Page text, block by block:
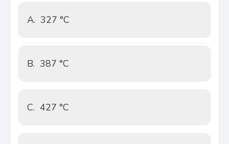
A. 327 °C
B. 387 °C
C. 427 °C